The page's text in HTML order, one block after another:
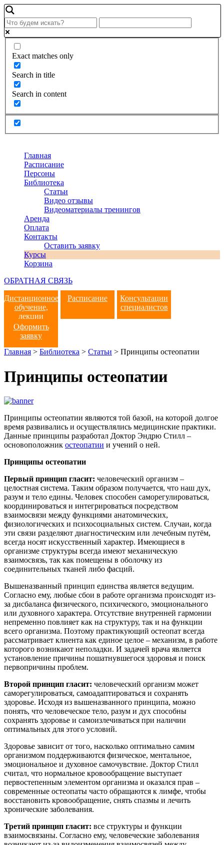
Exact matches only
Search in title
Search in content
Главная
Расписание
Персоны
Библиотека
Статьи
Видео отзывы
Видеоматериалы тренингов
Аренда
Оплата
Контакты
Оставить заявку
Курсы
Корзина
ОБРАТНАЯ СВЯЗЬ
Дистанционное
обучение,
лекции
Расписание
Консультации
специалистов
Оформить
заявку
Главная > Библиотека > Статьи > Принципы остеопатии
Принципы остеопатии
Принципы остеопатии являются той базой, на которой долгое
время развивались и осуществлялись медицинские практики.
Данные принципы разработал Доктор Эндрю Стилл –
основоположник остеопатии и учений о ней.
Принципы остеопатии
Первый принцип гласит: человеческий организм –
целостная система. Таким образом получается, что наш дух,
разум и тело едины. Человек способен саморегулироваться,
координироваться и интегрироваться посредством
взаимосвязи между функциями анатомических,
физиологических и психосоциальных систем. Случаи, когда
эти связи разделяют диагностическим или лечебным путём,
всегда носят искусственный характер. Имеющиеся в
организме структуры всегда имеют механическую
взаимосвязь, так как помещены в оболочку из
соединительных тканей либо фасций.
Вышеназванный принцип единства является ведущим.
Согласно ему, любые сбои в работе организма происходят из-
за дисбаланса физического, психического, эмоционального
или духовного характера. Отсутствие внутренней гармонии
непременно повлияет как на структуру, так и на функции
всего организма. Поэтому практикующий остеопат всегда
рассматривает клиента как единое целое – механизм, в работе
которого возникают неполадки. И задачей врача является
установление причины пошатнувшегося здоровья и поиск
первопричины проблем.
Второй принцип гласит: человеческий организм может
саморегулироваться, самоадаптироваться и сохранять
здоровье. Исходя из вышеназванного принципа, можно
понять, что человеческое тело, разум и дух способны
сохранять здоровье и самоизлечиваться при наличии
оптимальных для этого условий.
Здоровье зависит от того, насколько оптимально самим
организмом поддерживаются физическое, ментальное,
эмоциональное и духовное самочувствие. Доктор Стилл
считал, что нормальное кровообращение выступает
первостепенным элементом организма и оказался прав –
современные остеопаты часто обращаются к лимфе, чтобы
восстановить кровообращение, снять спазмы и лечить
хронические заболевания.
Третий принцип гласит: все структуры и функции
взаимосвязаны. Согласно ему, человеческие заболевания